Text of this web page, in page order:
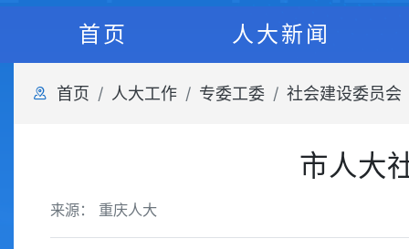
首页 人大新闻
首页 人大工作 专委工委 社会建设委员会
市人大
来源： 重庆人大